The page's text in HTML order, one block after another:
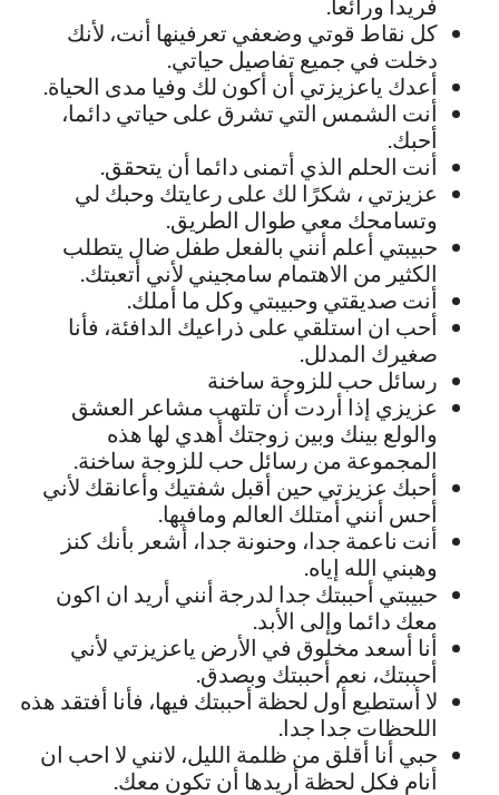
فريدا ورائعا.
كل نقاط قوتي وضعفي تعرفينها أنت، لأنك
دخلت في جميع تفاصيل حياتي.
أعدك ياعزيزتي أن أكون لك وفيا مدى الحياة.
أنت الشمس التي تشرق على حياتي دائما،
أحبك.
أنت الحلم الذي أتمنى دائما أن يتحقق.
عزيزتي ، شكرًا لك على رعايتك وحبك لي
وتسامحك معي طوال الطريق.
حبيبتي أعلم أنني بالفعل طفل ضال يتطلب
الكثير من الاهتمام سامجيني لأني أتعبتك.
أنت صديقتي وحبيبتي وكل ما أملك.
أحب ان استلقي على ذراعيك الدافئة، فأنا
صغيرك المدلل.
رسائل حب للزوجة ساخنة
عزيزي إذا أردت أن تلتهب مشاعر العشق
والولع بينك وبين زوجتك أهدي لها هذه
المجموعة من رسائل حب للزوجة ساخنة.
أحبك عزيزتي حين أقبل شفتيك وأعانقك لأني
أحس أنني أمتلك العالم ومافيها.
أنت ناعمة جدا، وحنونة جدا، أشعر بأنك كنز
وهبني الله إياه.
حبيبتي أحببتك جدا لدرجة أنني أريد ان اكون
معك دائما وإلى الأبد.
أنا أسعد مخلوق في الأرض ياعزيزتي لأني
أحببتك، نعم أحببتك وبصدق.
لا أستطيع أول لحظة أحببتك فيها، فأنا أفتقد هذه
اللحظات جدا جدا.
حبي أنا أقلق من ظلمة الليل، لانني لا احب ان
أنام فكل لحظة أريدها أن تكون معك.